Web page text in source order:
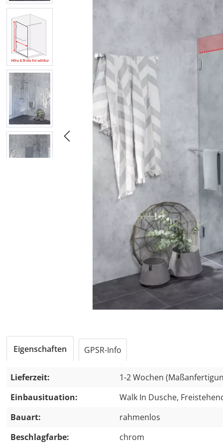
Eigenschaften GPSR-Info
Lieferzeit:
1-2 Wochen
Einbausituation:
Walk In Dusche,
Bauart:
rahmenlos
Beschlagfarbe:
chrom